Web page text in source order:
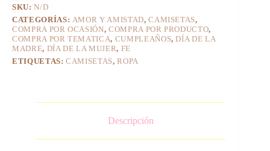
cantidad
SKU:N/D
CATEGORÍAS: AMOR Y AMISTAD,CAMISETAS,
COMPRA POR OCASIÓN,COMPRA POR PRODUCTO,
COMPRA POR TEMATICA, CUMPLEAÑOS,DÍA DE LA
MADRE, DÍA DE LA MUJER, FE
ETIQUETAS:CAMISETAS,ROPA
Descripción